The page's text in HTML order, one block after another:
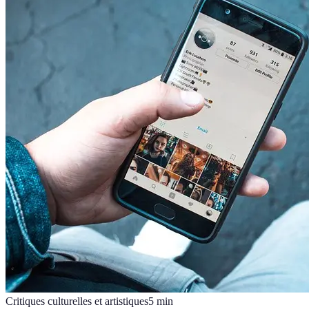
Critiques culturelles et artistiques5 min